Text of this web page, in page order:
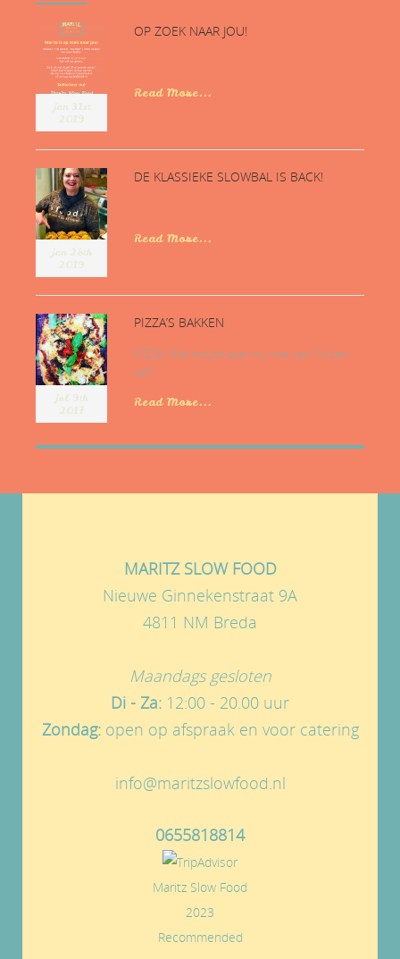
jan 31st
2019
OP ZOEK NAAR JOU!
...
Read More...
jan 28th
2019
DE KLASSIEKE SLOWBAL IS BACK!
...
Read More...
jul 9th
2017
PIZZA’S BAKKEN
PIZZA! Wie houdt daar nu niet van? Ik ben
zelf...
Read More...
MARITZ SLOW FOOD
Nieuwe Ginnekenstraat 9A
4811 NM Breda
Maandags gesloten
Di - Za: 12:00 - 20.00 uur
Zondag:open op afspraak en voor catering
info@maritzslowfood.nl
0655818814
Maritz Slow Food
2023
Recommended